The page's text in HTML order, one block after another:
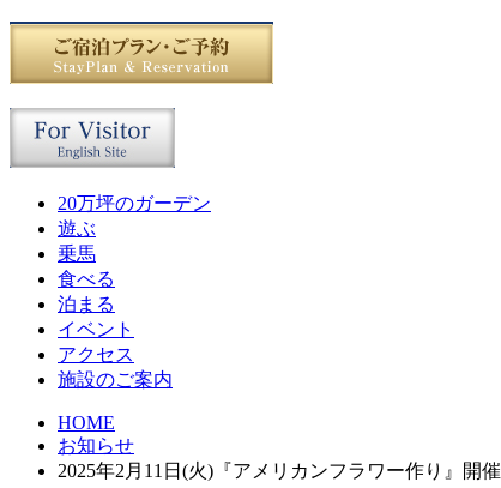
20万坪のガーデン
遊ぶ
乗馬
食べる
泊まる
イベント
アクセス
施設のご案内
HOME
お知らせ
2025年2月11日(火)『アメリカンフラワー作り』開催